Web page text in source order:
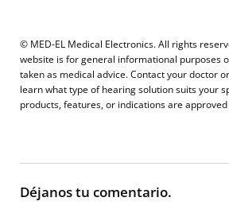
© MED-EL Medical Electronics. All rights
website is for general informational purposes
taken as medical advice. Contact your doctor
learn what type of hearing solution suits your
products, features, or indications are
Déjanos tu comentario.